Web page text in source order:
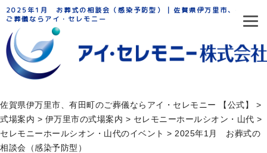
2025年1月 お葬式の相談会（感染予防型） | 佐賀県伊万里市、有田町の
ご葬儀ならアイ・セレモニー
佐賀県伊万里市、有田町のご葬儀ならアイ・セレモニー 【公式】
>
式場案内 > 伊万里市の式場案内 > セレモニーホールシオン・山代 >
セレモニーホールシオン・山代のイベント > 2025年1月 お葬式の
相談会（感染予防型）